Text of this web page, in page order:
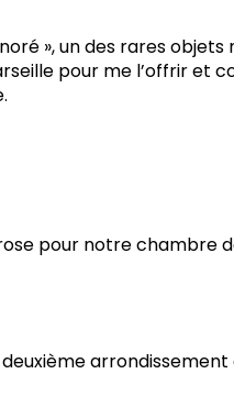
», un des rares objets
pour me l’offrir et
pour notre chambre